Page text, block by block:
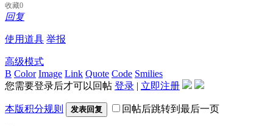
收藏0
回复
使用道具 举报
高级模式
B Color Image Link Quote Code Smilies
您需要登录后才可以回帖 登录 | 立即注册
本版积分规则 发表回复 回帖后跳转到最后一页